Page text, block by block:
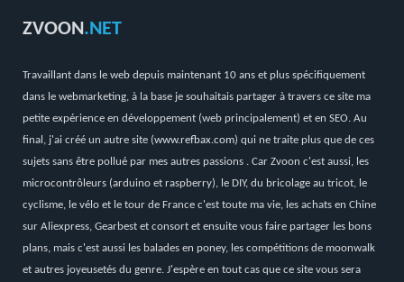
ZVOON.NET
Travaillant dans le web depuis maintenant 10 ans et plus spécifiquement
dans le webmarketing, à la base je souhaitais partager à travers ce site ma
petite expérience en développement (web principalement) et en SEO. Au
final, j'ai créé un autre site (www.refbax.com) qui ne traite plus que de ces
sujets sans être pollué par mes autres passions . Car Zvoon c'est aussi, les
microcontrôleurs (arduino et raspberry), le DIY, du bricolage au tricot, le
cyclisme, le vélo et le tour de France c'est toute ma vie, les achats en Chine
sur Aliexpress, Gearbest et consort et ensuite vous faire partager les bons
plans, mais c'est aussi les balades en poney, les compétitions de moonwalk
et autres joyeusetés du genre. J'espère en tout cas que ce site vous sera